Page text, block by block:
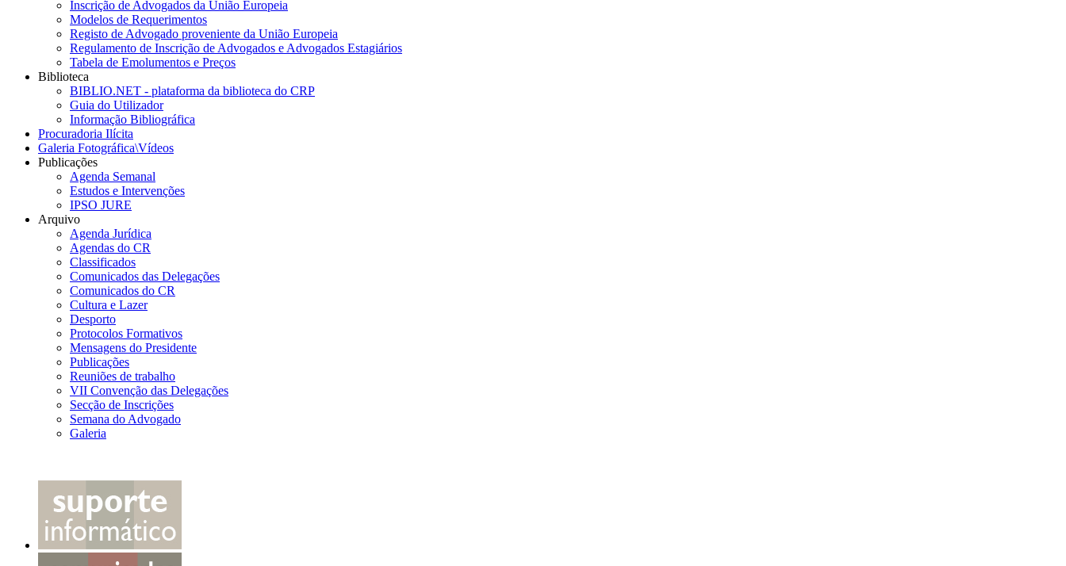
Inscrição de Advogados da União Europeia
Modelos de Requerimentos
Registo de Advogado proveniente da União Europeia
Regulamento de Inscrição de Advogados e Advogados Estagiários
Tabela de Emolumentos e Preços
Biblioteca
BIBLIO.NET - plataforma da biblioteca do CRP
Guia do Utilizador
Informação Bibliográfica
Procuradoria Ilícita
Galeria Fotográfica\Vídeos
Publicações
Agenda Semanal
Estudos e Intervenções
IPSO JURE
Arquivo
Agenda Jurídica
Agendas do CR
Classificados
Comunicados das Delegações
Comunicados do CR
Cultura e Lazer
Desporto
Protocolos Formativos
Mensagens do Presidente
Publicações
Reuniões de trabalho
VII Convenção das Delegações
Secção de Inscrições
Semana do Advogado
Galeria